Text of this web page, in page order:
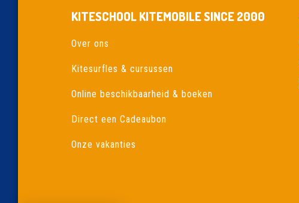
KITESCHOOL KITEMOBILE SINCE 2000
Over ons
Kitesurfles & cursussen
Online beschikbaarheid & boeken
Direct een Cadeaubon
Onze vakanties